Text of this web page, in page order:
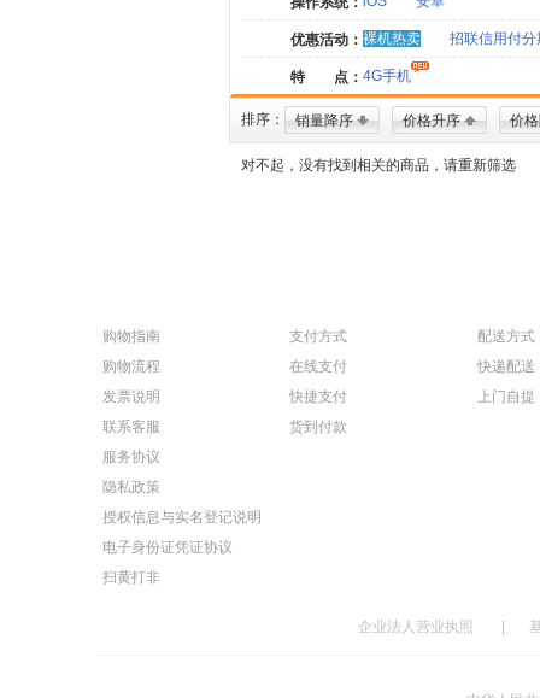
优惠活动： 裸机热卖 招联信用付分
特 点： 4G手机
排序： 销量降序 价格升序 价
对不起，没有找到相关的商品，请重新筛选
购物指南
购物流程
发票说明
联系客服
服务协议
隐私政策
授权信息与实名登记说明
电子身份证凭证协议
扫黄打非
支付方式
在线支付
快捷支付
货到付款
配送方式
快递配送
上门自提
企业法人营业执照